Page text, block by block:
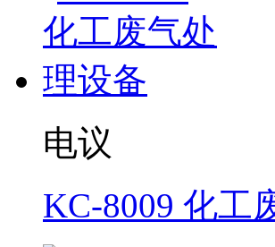
电议
KC-8009 化工